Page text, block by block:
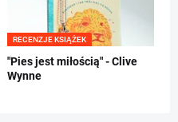
RECENZJE KSIĄŻEK
"Pies jest miłością" - Clive
Wynne